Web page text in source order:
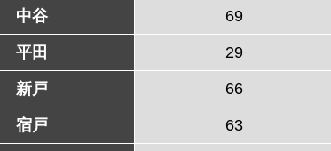
中谷 69
平田 29
新戸 66
宿戸 63